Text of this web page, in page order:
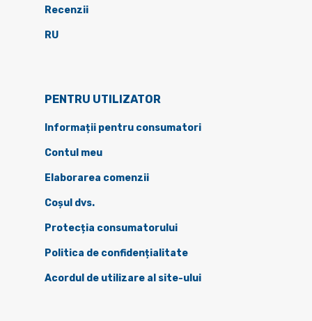
Recenzii
RU
PENTRU UTILIZATOR
Informații pentru consumatori
Contul meu
Elaborarea comenzii
Coșul dvs.
Protecția consumatorului
Politica de confidențialitate
Acordul de utilizare al site-ului